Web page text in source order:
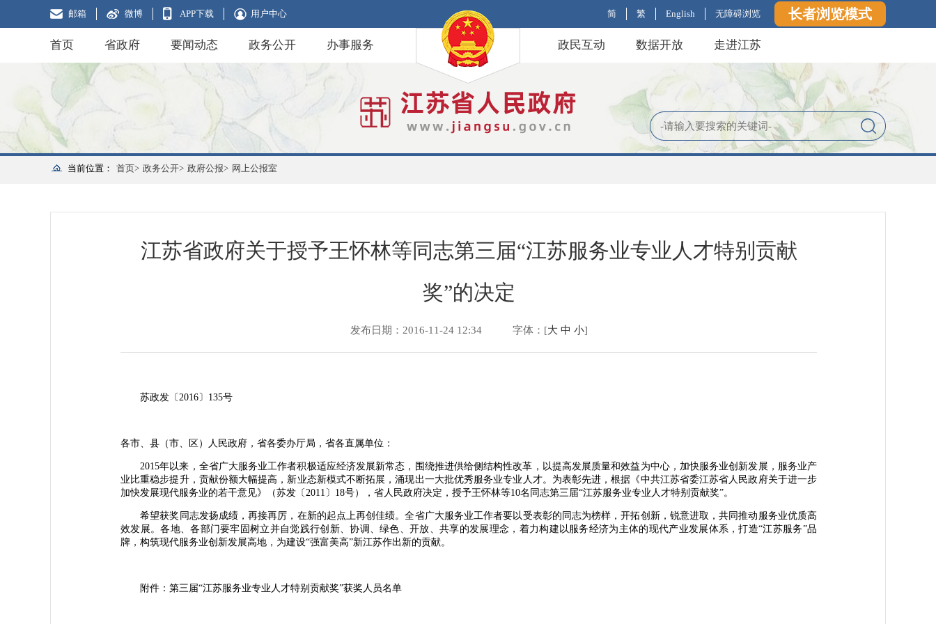
邮箱 微博 APP下载 用户中心 简 繁 English 无障碍浏览 长者浏览模式
首页 省政府 要闻动态 政务公开 办事服务 政民互动 数据开放 走进江苏
当前位置： 首页> 政务公开> 政府公报> 网上公报室
江苏省政府关于授予王怀林等同志第三届“江苏服务业专业人才特别贡献
奖”的决定
发布日期：2016-11-24 12:34 字体：[大 中 小]
苏政发〔2016〕135号
各市、县（市、区）人民政府，省各委办厅局，省各直属单位：
2015年以来，全省广大服务业工作者积极适应经济发展新常态，围绕推进供给侧结构性改革，以提高发展质量和效益为中心，加快服务业创新发展，服务业产
业比重稳步提升，贡献份额大幅提高，新业态新模式不断拓展，涌现出一大批优秀服务业专业人才。为表彰先进，根据《中共江苏省委江苏省人民政府关于进一步
加快发展现代服务业的若干意见》（苏发〔2011〕18号），省人民政府决定，授予王怀林等10名同志第三届“江苏服务业专业人才特别贡献奖”。
希望获奖同志发扬成绩，再接再厉，在新的起点上再创佳绩。全省广大服务业工作者要以受表彰的同志为榜样，开拓创新，锐意进取，共同推动服务业优质高
效发展。各地、各部门要牢固树立并自觉践行创新、协调、绿色、开放、共享的发展理念，着力构建以服务经济为主体的现代产业发展体系，打造“江苏服务”品
牌，构筑现代服务业创新发展高地，为建设“强富美高”新江苏作出新的贡献。
附件：第三届“江苏服务业专业人才特别贡献奖”获奖人员名单